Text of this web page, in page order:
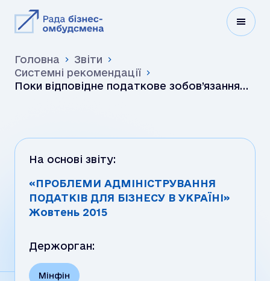
Головна
Звіти
Системні рекомендації
Поки відповідне податкове зобов’язання
На основі звіту:
«ПРОБЛЕМИ АДМІНІСТРУВАННЯ
ПОДАТКІВ ДЛЯ БІЗНЕСУ В УКРАЇНІ»
Жовтень 2015
Держорган:
Мінфін